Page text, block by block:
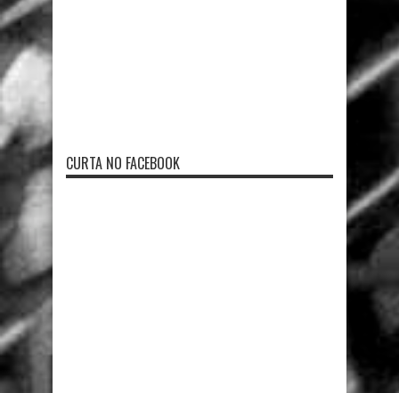
CURTA NO FACEBOOK